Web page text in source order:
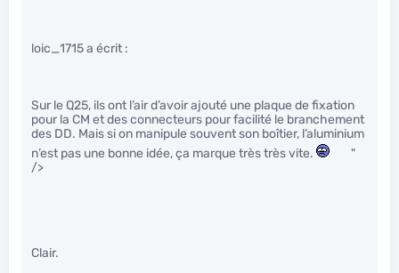
loic_1715 a écrit :
Sur le Q25, ils ont l’air d’avoir ajouté une plaque de fixation
pour la CM et des connecteurs pour facilité le branchement
des DD. Mais si on manipule souvent son boîtier, l’aluminium
n’est pas une bonne idée, ça marque très très vite.
"
/>
Clair.